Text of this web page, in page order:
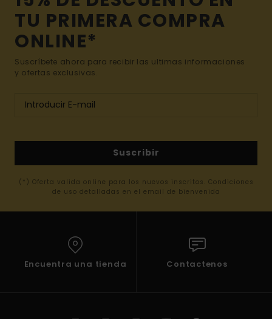
TU PRIMERA COMPRA
ONLINE*
Suscríbete ahora para recibir las ultimas informaciones
y ofertas exclusivas.
Suscribir
(*) Oferta valida online para los nuevos inscritos. Condiciones
de uso detalladas en el email de bienvenida
Encuentra una tienda Contactenos